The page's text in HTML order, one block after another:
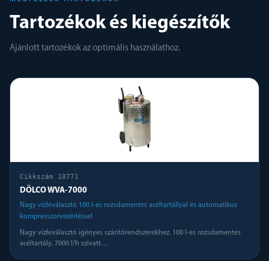
Tartozékok és kiegészítők
Ajánlott tartozékok az optimális használathoz.
Cikkszám 10771
DÖLCO WVA-7000
Nagy vízleválasztó 100 l-es rozsdamentes acéltartállyal és automatikus
kompresszorvezérléssel
Nagy vízleválasztó igényes szárítórendszerekhez. 100 l-es rozsdamentes
acéltartály, 7000 l/h szivatt…